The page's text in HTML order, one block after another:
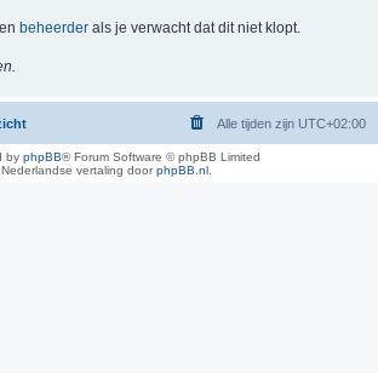
beheerder als je verwacht dat dit niet klopt.
Alle tijden zijn UTC+02:00
by phpBB® Forum Software © phpBB Limited
Nederlandse vertaling doorphpBB.nl